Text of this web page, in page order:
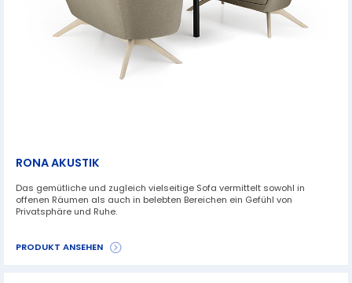
RONA AKUSTIK
Das gemütliche und zugleich vielseitige Sofa vermittelt sowohl in
offenen Räumen als auch in belebten Bereichen ein Gefühl von
Privatsphäre und Ruhe.
PRODUKT ANSEHEN